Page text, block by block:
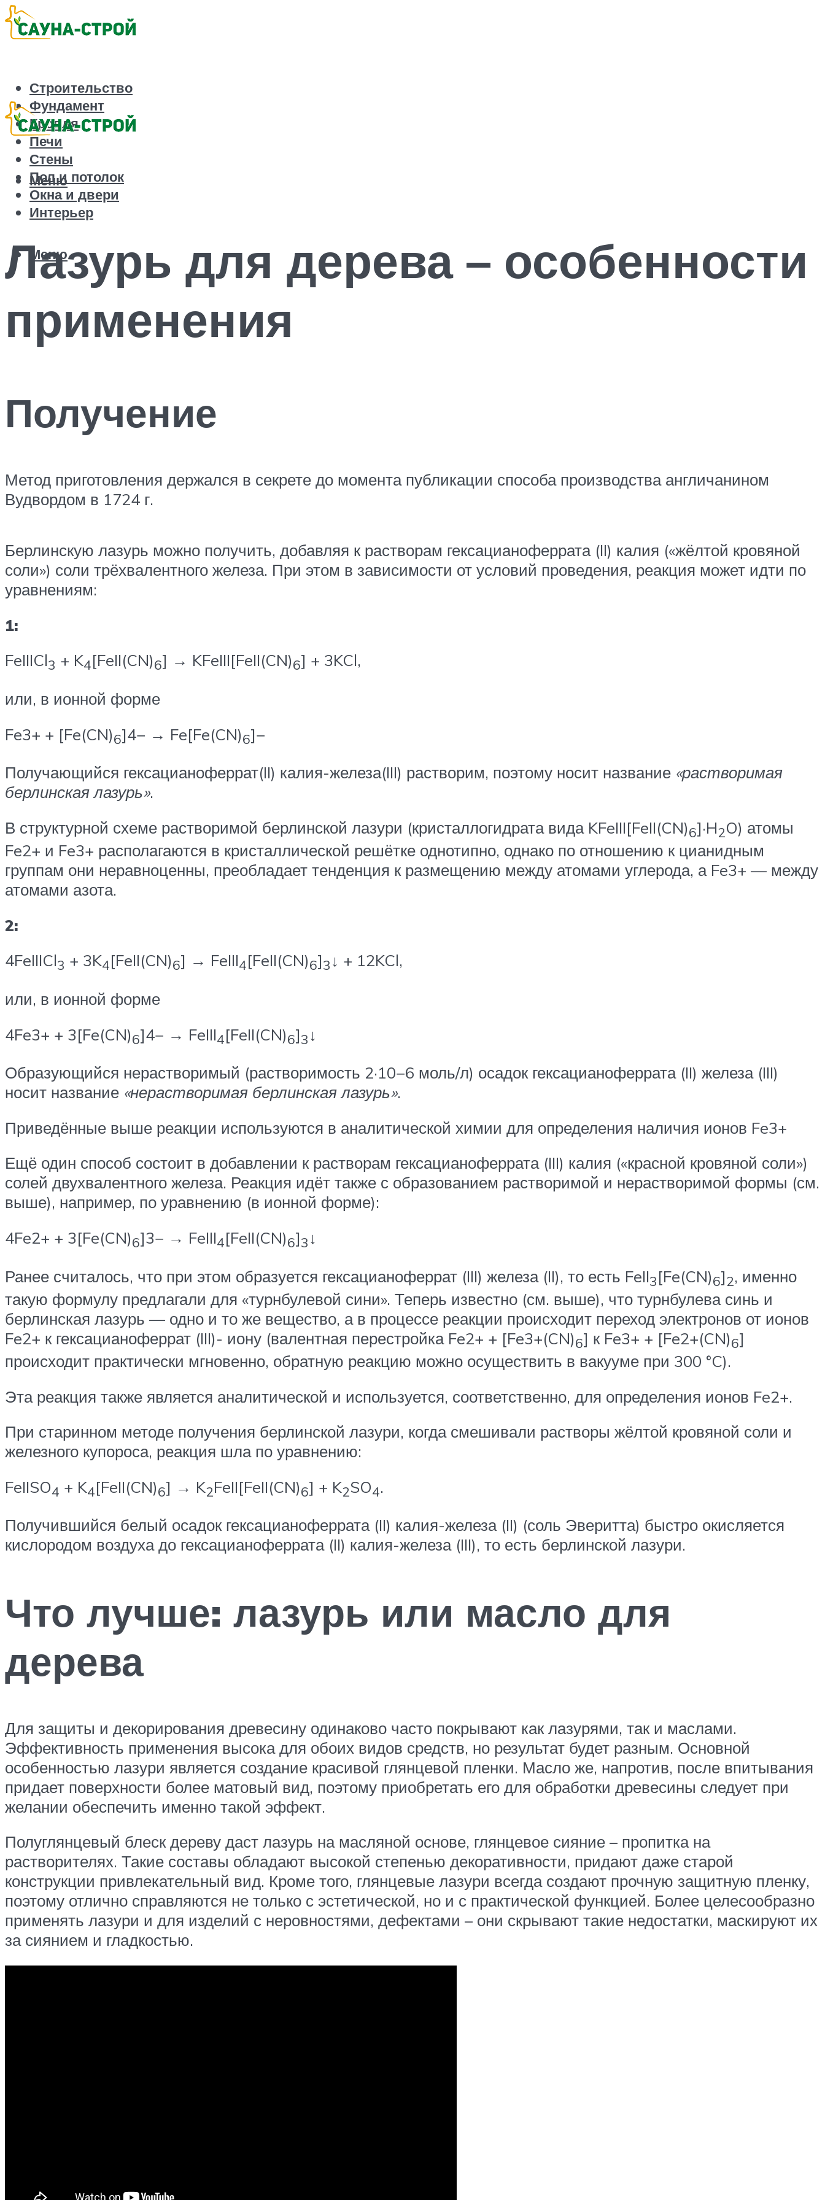
Строительство
Фундамент
Кровля
Печи
Стены
Пол и потолок
Окна и двери
Интерьер
Меню
Меню
Лазурь для дерева – особенности
применения
Получение
Метод приготовления держался в секрете до момента публикации способа производства англичанином
Вудвордом в 1724 г.
Берлинскую лазурь можно получить, добавляя к растворам гексацианоферрата (II) калия («жёлтой кровяной
соли») соли трёхвалентного железа. При этом в зависимости от условий проведения, реакция может идти по
уравнениям:
1:
FeIIICl3 + K4[FeII(CN)6] → KFeIII[FeII(CN)6] + 3KCl,
или, в ионной форме
Fe3+ + [Fe(CN)6]4− → Fe[Fe(CN)6]−
Получающийся гексацианоферрат(II) калия-железа(III) растворим, поэтому носит название «растворимая
берлинская лазурь».
В структурной схеме растворимой берлинской лазури (кристаллогидрата вида KFeIII[FeII(CN)6]·H2O) атомы
Fe2+ и Fe3+ располагаются в кристаллической решётке однотипно, однако по отношению к цианидным
группам они неравноценны, преобладает тенденция к размещению между атомами углерода, а Fe3+ — между
атомами азота.
2:
4FeIIICl3 + 3K4[FeII(CN)6] → FeIII4[FeII(CN)6]3↓ + 12KCl,
или, в ионной форме
4Fe3+ + 3[Fe(CN)6]4− → FeIII4[FeII(CN)6]3↓
Образующийся нерастворимый (растворимость 2·10−6 моль/л) осадок гексацианоферрата (II) железа (III)
носит название «нерастворимая берлинская лазурь».
Приведённые выше реакции используются в аналитической химии для определения наличия ионов Fe3+
Ещё один способ состоит в добавлении к растворам гексацианоферрата (III) калия («красной кровяной соли»)
солей двухвалентного железа. Реакция идёт также с образованием растворимой и нерастворимой формы (см.
выше), например, по уравнению (в ионной форме):
4Fe2+ + 3[Fe(CN)6]3− → FeIII4[FeII(CN)6]3↓
Ранее считалось, что при этом образуется гексацианоферрат (III) железа (II), то есть FeII3[Fe(CN)6]2, именно
такую формулу предлагали для «турнбулевой сини». Теперь известно (см. выше), что турнбулева синь и
берлинская лазурь — одно и то же вещество, а в процессе реакции происходит переход электронов от ионов
Fe2+ к гексацианоферрат (III)- иону (валентная перестройка Fe2+ + [Fe3+(CN)6] к Fe3+ + [Fe2+(CN)6]
происходит практически мгновенно, обратную реакцию можно осуществить в вакууме при 300 °C).
Эта реакция также является аналитической и используется, соответственно, для определения ионов Fe2+.
При старинном методе получения берлинской лазури, когда смешивали растворы жёлтой кровяной соли и
железного купороса, реакция шла по уравнению:
FeIISO4 + K4[FeII(CN)6] → K2FeII[FeII(CN)6] + K2SO4.
Получившийся белый осадок гексацианоферрата (II) калия-железа (II) (соль Эверитта) быстро окисляется
кислородом воздуха до гексацианоферрата (II) калия-железа (III), то есть берлинской лазури.
Что лучше: лазурь или масло для
дерева
Для защиты и декорирования древесину одинаково часто покрывают как лазурями, так и маслами.
Эффективность применения высока для обоих видов средств, но результат будет разным. Основной
особенностью лазури является создание красивой глянцевой пленки. Масло же, напротив, после впитывания
придает поверхности более матовый вид, поэтому приобретать его для обработки древесины следует при
желании обеспечить именно такой эффект.
Полуглянцевый блеск дереву даст лазурь на масляной основе, глянцевое сияние – пропитка на
растворителях. Такие составы обладают высокой степенью декоративности, придают даже старой
конструкции привлекательный вид. Кроме того, глянцевые лазури всегда создают прочную защитную пленку,
поэтому отлично справляются не только с эстетической, но и с практической функцией. Более целесообразно
применять лазури и для изделий с неровностями, дефектами – они скрывают такие недостатки, маскируют их
за сиянием и гладкостью.